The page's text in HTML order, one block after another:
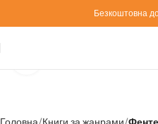
Безкоштовна